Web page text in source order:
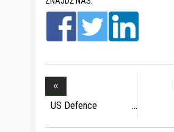
US Defence